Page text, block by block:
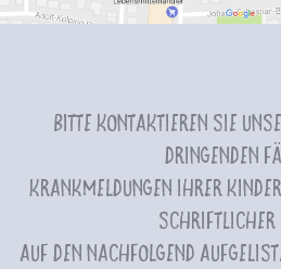
Bitte kontaktieren Sie
dringenden
Krankmeldungen Ihrer
schriftlicher
Auf den nachfolgend